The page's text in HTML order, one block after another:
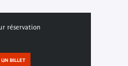
réservation
BILLET